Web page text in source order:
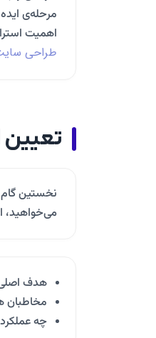
مرحله‌ی
اهمیت
طراحی
نخستین
می‌خواهید،
هدف
مخاطبان
چه